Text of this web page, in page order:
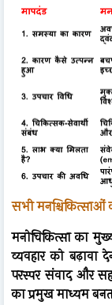
सभी मनश्चिकित्साओं
मनोचिकित्सा का
व्यवहार को बढ़ावा
परस्पर संवाद और
का प्रमुख माध्यम